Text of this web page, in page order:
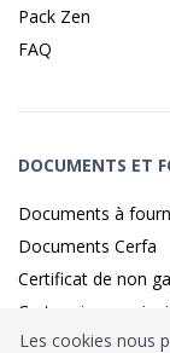
Pack Zen
FAQ
DOCUMENTS ET
Documents à
Documents Cerfa
Certificat de non
Carte grise
Les cookies nous